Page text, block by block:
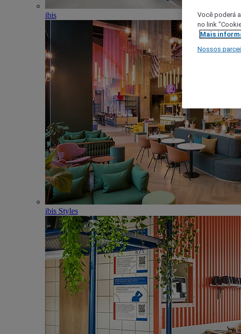
ibis
ibis Styles
Você poderá
no link
Mais
Nossos